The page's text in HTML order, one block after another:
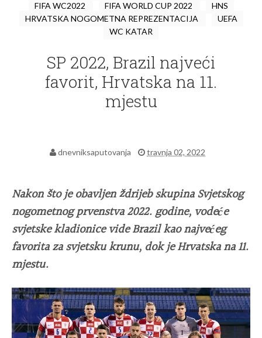
FIFA WC2022
FIFA WORLD CUP 2022
HNS
HRVATSKA NOGOMETNA REPREZENTACIJA
UEFA
WC KATAR
SP 2022, Brazil najveći
favorit, Hrvatska na 11.
mjestu
dnevniksaputovanja travnja 02, 2022
Nakon što je obavljen ždrijeb skupina Svjetskog
nogometnog prvenstva 2022. godine, vodeće
svjetske kladionice vide Brazil kao najvećeg
favorita za svjetsku krunu, dok je Hrvatska na 11.
mjestu.